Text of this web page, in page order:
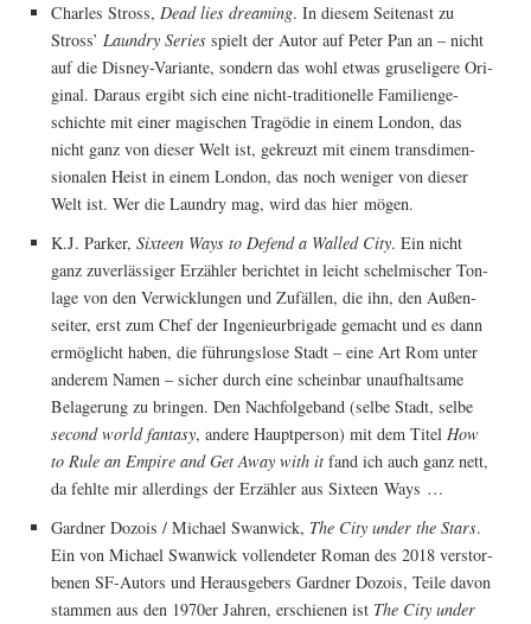
Charles Stross, Dead lies dre­a­ming. In die­sem Sei­ten­ast zu
Stross’ Laun­dry Seriesspielt der Autor auf Peter Pan an – nicht
auf die Dis­ney-Vari­an­te, son­dern das wohl etwas gru­se­li­ge­re Ori­
gi­nal. Dar­aus ergibt sich eine nicht-tra­di­tio­nel­le Fami­li­en­ge­
schich­te mit einer magi­schen Tra­gö­die in einem Lon­don, das
nicht ganz von die­ser Welt ist, gekreuzt mit einem trans­di­men­
sio­na­len Heist in einem Lon­don, das noch weni­ger von die­ser
Welt ist. Wer die Laun­dry mag, wird das hier mögen.
K.J. Par­ker, Six­teen Ways to Defend a Wal­led City. Ein nicht
ganz zuver­läs­si­ger Erzäh­ler berich­tet in leicht schel­mi­scher Ton­
la­ge von den Ver­wick­lun­gen und Zufäl­len, die ihn, den Außen­
sei­ter, erst zum Chef der Inge­nieur­bri­ga­de gemacht und es dann
ermög­licht haben, die füh­rungs­lo­se Stadt – eine Art Rom unter
ande­rem Namen – sicher durch eine schein­bar unauf­halt­sa­me
Bela­ge­rung zu brin­gen. Den Nach­fol­ge­band (sel­be Stadt, sel­be
second world fan­ta­sy, ande­re Haupt­per­son) mit dem Titel How
to Rule an Empire and Get Away with itfand ich auch ganz nett,
da fehl­te mir aller­dings der Erzäh­ler aus Six­teen Ways …
Gard­ner Dozois / Micha­el Swan­wick, The City under the Stars.
Ein von Micha­el Swan­wick voll­ende­ter Roman des 2018 ver­stor­
be­nen SF-Autors und Her­aus­ge­bers Gard­ner Dozois, Tei­le davon
stam­men aus den 1970er Jah­ren, erschie­nen ist The City under